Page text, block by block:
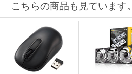
こちらの商品も見ています。